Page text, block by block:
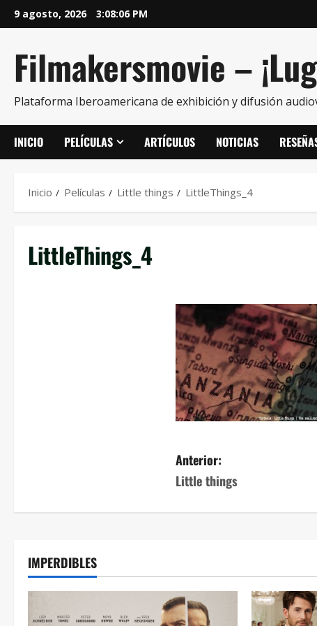
9 agosto, 2026 3:08:06 PM
Filmakersmovie –
Plataforma Iberoamericana de exhibición y difusión
INICIO PELÍCULAS ARTÍCULOS NOTICIAS
Inicio Películas Little things LittleThings_4
LittleThings_4
Anterior:
Little things
IMPERDIBLES